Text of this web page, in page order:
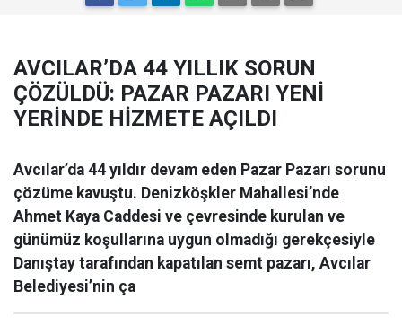
AVCILAR’DA 44 YILLIK SORUN
ÇÖZÜLDÜ: PAZAR PAZARI YENİ
YERİNDE HİZMETE AÇILDI
Avcılar’da 44 yıldır devam eden Pazar Pazarı sorunu
çözüme kavuştu. Denizköşkler Mahallesi’nde
Ahmet Kaya Caddesi ve çevresinde kurulan ve
günümüz koşullarına uygun olmadığı gerekçesiyle
Danıştay tarafından kapatılan semt pazarı, Avcılar
Belediyesi’nin ça